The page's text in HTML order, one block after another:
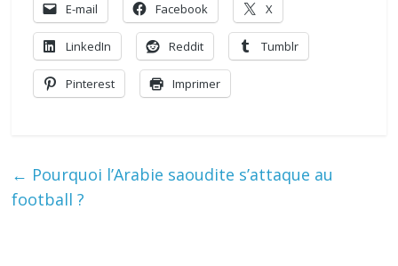
E-mail Facebook X
LinkedIn Reddit Tumblr
Pinterest Imprimer
← Pourquoi l’Arabie saoudite s’attaque au
football ?